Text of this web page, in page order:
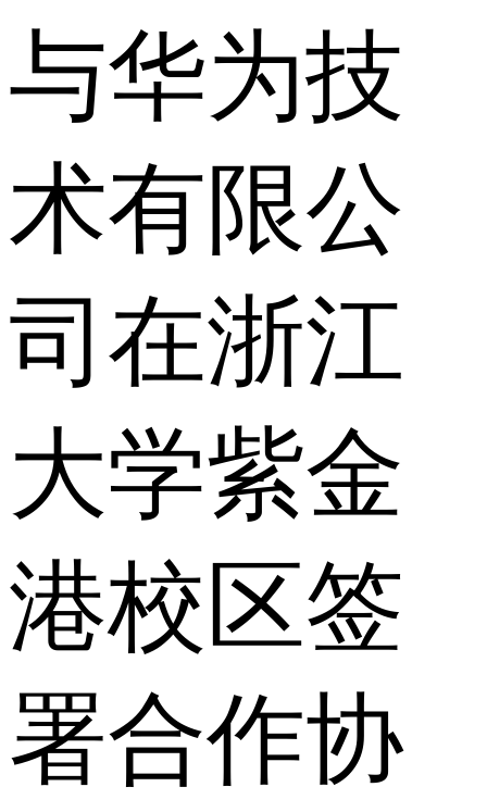
与华为技
术有限公
司在浙江
大学紫金
港校区签
署合作协